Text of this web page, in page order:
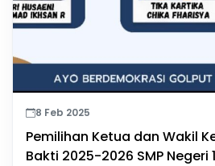
8 Feb 2025
Pemilihan Ketua dan Wakil
Bakti 2025-2026 SMP Negeri